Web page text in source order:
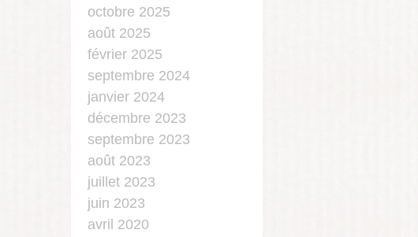
octobre 2025
août 2025
février 2025
septembre 2024
janvier 2024
décembre 2023
septembre 2023
août 2023
juillet 2023
juin 2023
avril 2020